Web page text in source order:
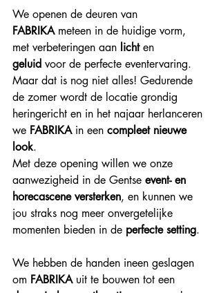
We openen de deuren van
FABRIKA meteen in de huidige vorm,
met verbeteringen aan licht en
geluid voor de perfecte eventervaring.
Maar dat is nog niet alles! Gedurende
de zomer wordt de locatie grondig
heringericht en in het najaar herlanceren
we FABRIKA in een compleet nieuwe
look.
Met deze opening willen we onze
aanwezigheid in de Gentse event- en
horecascene versterken, en kunnen we
jou straks nog meer onvergetelijke
momenten bieden in de perfecte setting.
We hebben de handen ineen geslagen
om FABRIKA uit te bouwen tot een